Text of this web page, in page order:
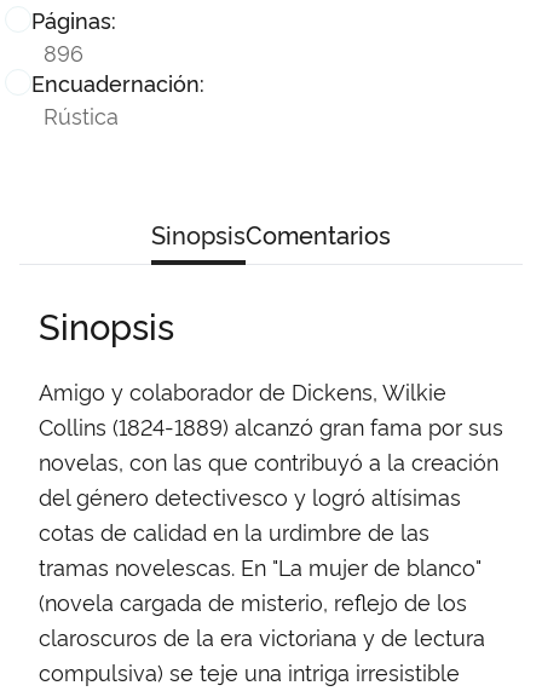
Páginas:
896
Encuadernación:
Rústica
SinopsisComentarios
Sinopsis
Amigo y colaborador de Dickens, Wilkie
Collins (1824-1889) alcanzó gran fama por sus
novelas, con las que contribuyó a la creación
del género detectivesco y logró altísimas
cotas de calidad en la urdimbre de las
tramas novelescas. En "La mujer de blanco"
(novela cargada de misterio, reflejo de los
claroscuros de la era victoriana y de lectura
compulsiva) se teje una intriga irresistible